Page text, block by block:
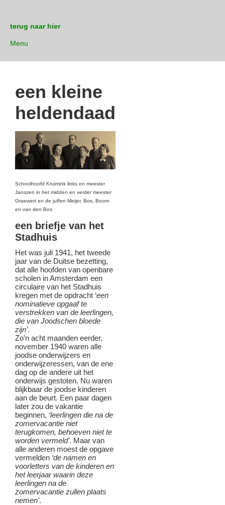
terug naar hier
Menu
een kleine
heldendaad
Schoolhoofd Kruimink links en meester
Janszen in het midden en verder meester
Graewert en de juffen Meijer, Bos, Boom
en van den Bos
een briefje van het
Stadhuis
Het was juli 1941, het tweede
jaar van de Duitse bezetting,
dat alle hoofden van openbare
scholen in Amsterdam een
circulaire van het Stadhuis
kregen met de opdracht ‘een
nominatieve opgaaf te
verstrekken van de leerlingen,
die van Joodschen bloede
zijn’.
Zo’n acht maanden eerder,
november 1940 waren alle
joodse onderwijzers en
onderwijzeressen, van de ene
dag op de andere uit het
onderwijs gestoten. Nu waren
blijkbaar de joodse kinderen
aan de beurt. Een paar dagen
later zou de vakantie
beginnen, ‘leerlingen die na de
zomervacantie niet
terugkomen, behoeven niet te
worden vermeld’. Maar van
alle anderen moest de opgave
vermelden ‘de namen en
voorletters van de kinderen en
het leerjaar waarin deze
leerlingen na de
zomervacantie zullen plaats
nemen’.